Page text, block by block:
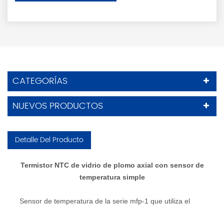
CATEGORÍAS
NUEVOS PRODUCTOS
Detalle Del Producto
Termistor NTC de vidrio de plomo axial con sensor de
temperatura simple
Sensor de temperatura de la serie mfp-1 que utiliza el